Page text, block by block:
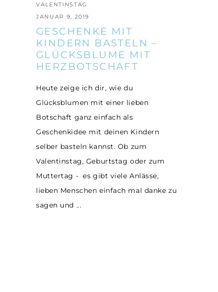
VALENTINSTAG
JANUAR 9, 2019
GESCHENKE MIT
KINDERN BASTELN –
GLÜCKSBLUME MIT
HERZBOTSCHAFT
Heute zeige ich dir, wie du
Glücksblumen mit einer lieben
Botschaft ganz einfach als
Geschenkidee mit deinen Kindern
selber basteln kannst. Ob zum
Valentinstag, Geburtstag oder zum
Muttertag - es gibt viele Anlässe,
lieben Menschen einfach mal danke zu
sagen und